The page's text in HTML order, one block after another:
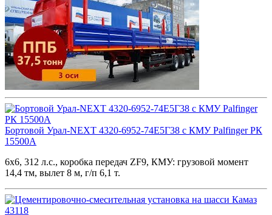
Бортовой Урал-NEXT 4320-6952-74Е5Г38 с КМУ Palfinger РК
15500A
6х6, 312 л.с., коробка передач ZF9, КМУ: грузовой момент
14,4 тм, вылет 8 м, г/п 6,1 т.